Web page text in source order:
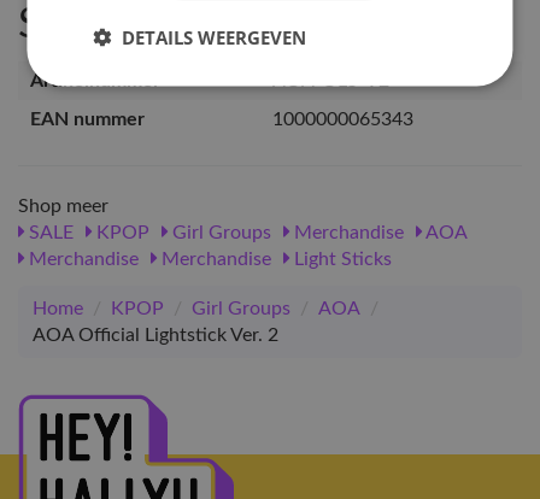
Specificaties
Artikelnummer
EAN nummer
1000000065343
Shop meer
SALE
KPOP Girl Groups Merchandise
AOA
Merchandise
Merchandise Light Sticks
Home / KPOP / Girl Groups / AOA
/
AOA Official Lightstick Ver. 2
DETAILS WEERGEVEN